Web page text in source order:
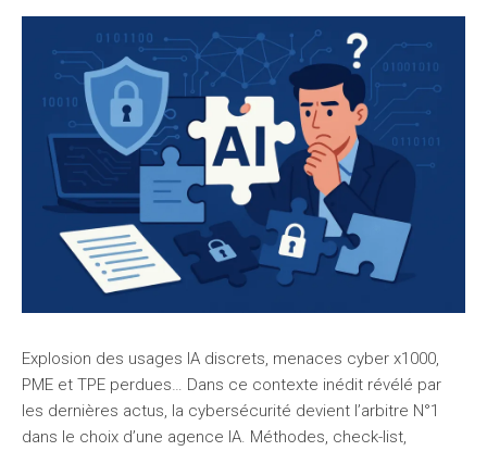
Explosion des usages IA discrets, menaces cyber x1000,
PME et TPE perdues… Dans ce contexte inédit révélé par
les dernières actus, la cybersécurité devient l’arbitre N°1
dans le choix d’une agence IA. Méthodes, check-list,